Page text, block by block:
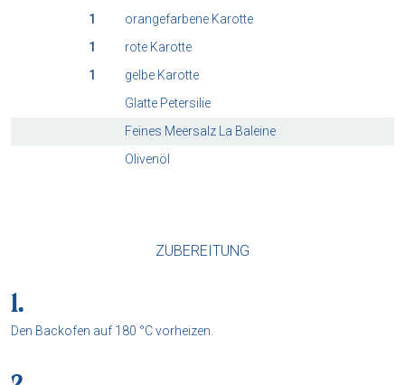
1
orangefarbene Karotte
1
rote Karotte
1
gelbe Karotte
Glatte Petersilie
Feines Meersalz La Baleine
Olivenöl
ZUBEREITUNG
Den Backofen auf 180 °C vorheizen.